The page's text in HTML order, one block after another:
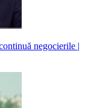
negocierile |